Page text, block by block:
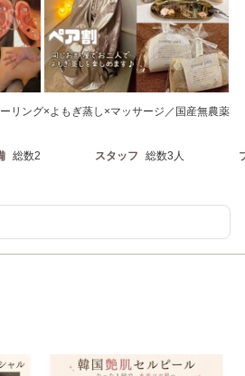
リング×よもぎ蒸し×マッサージ／国産無農薬
総数2 スタッフ 総数3人